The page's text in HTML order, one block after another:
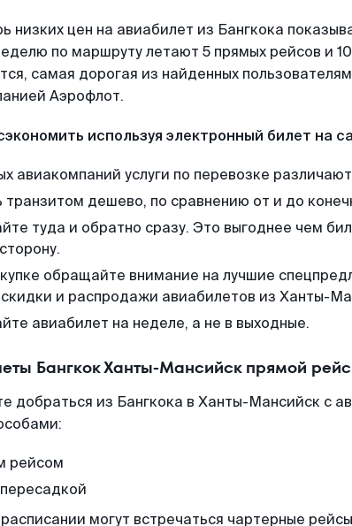
низких цен на авиабилет из Бангкока
по маршруту летают 5 прямых рейсов и
самая дорогая из найденных
Аэрофлот.
используя электронный билет на
авиакомпаний услуги по перевозке
транзитом дешево, по сравнению от и до
туда и обратно сразу. Это выгоднее чем
обращайте внимание на лучшие
и распродажи авиабилетов из Ханты-
авиабилет на неделе, а не в выходные.
Бангкок Ханты-Мансийск прямой
добраться из Бангкока в Ханты-Мансийск с
рейсом
могут встречаться чартерные